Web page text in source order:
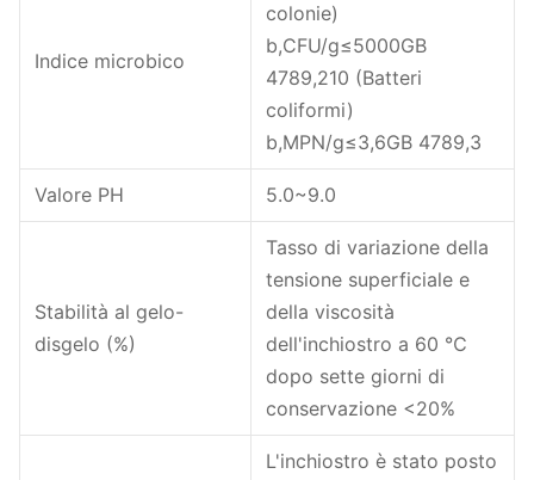
Indice microbico
colonie)
b,CFU/g≤5000GB
4789,210 (Batteri
coliformi)
b,MPN/g≤3,6GB 4789,3
Valore PH 5.0~9.0
Stabilità al gelo-
disgelo (%)
Tasso di variazione della
tensione superficiale e
della viscosità
dell'inchiostro a 60 ℃
dopo sette giorni di
conservazione <20%
L'inchiostro è stato posto